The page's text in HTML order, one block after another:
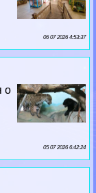
06 07 2026 4:53:37
о
05 07 2026 6:42:24